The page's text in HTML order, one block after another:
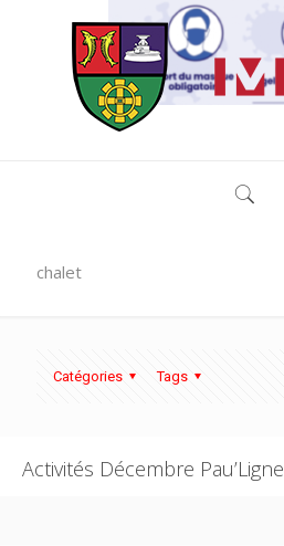
chalet
Catégories Tags
Activités Décembre Pau’Ligne